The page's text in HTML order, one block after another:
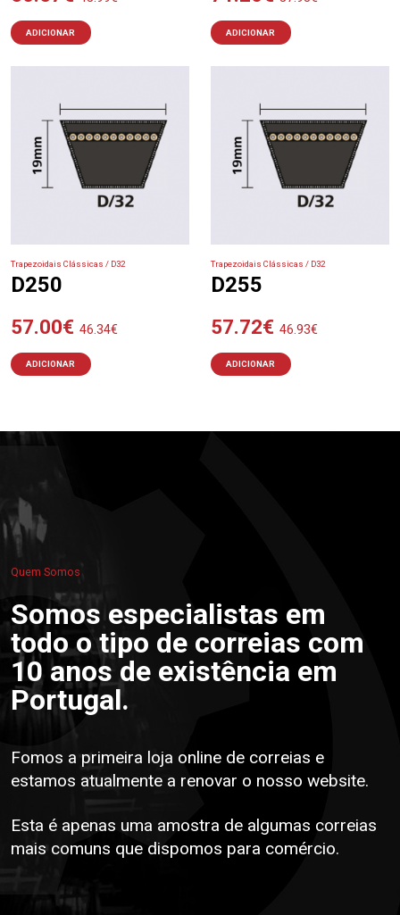
ADICIONAR ADICIONAR
Trapezoidais Clássicas / D32
D250
57.00€ 46.34€
ADICIONAR
Trapezoidais Clássicas / D32
D255
57.72€ 46.93€
ADICIONAR
Quem Somos
Somos especialistas em
todo o tipo de correias com
10 anos de existência em
Portugal.
Fomos a primeira loja online de correias e
estamos atualmente a renovar o nosso website.
Esta é apenas uma amostra de algumas correias
mais comuns que dispomos para comércio.